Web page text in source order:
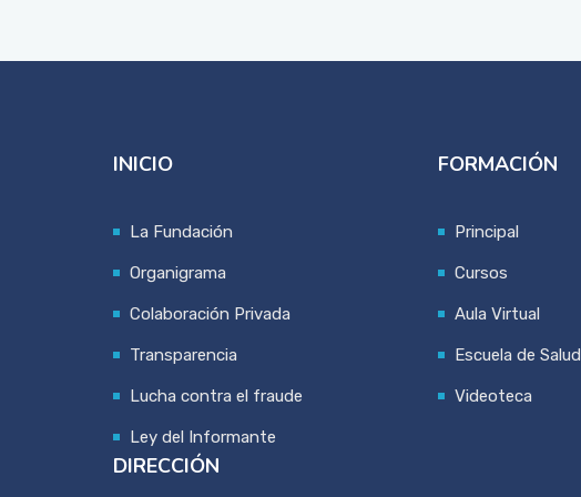
INICIO
La Fundación
Organigrama
Colaboración Privada
Transparencia
Lucha contra el fraude
Ley del Informante
FORMACIÓN
Principal
Cursos
Aula Virtual
Escuela de Salud
Videoteca
DIRECCIÓN